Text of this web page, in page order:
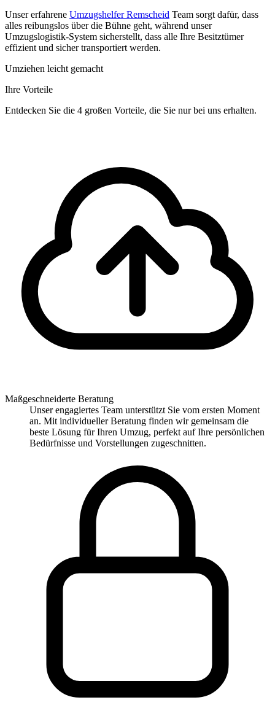
Unser erfahrene Umzugshelfer Remscheid Team sorgt dafür, dass
alles reibungslos über die Bühne geht, während unser
Umzugslogistik-System sicherstellt, dass alle Ihre Besitztümer
effizient und sicher transportiert werden.
Umziehen leicht gemacht
Ihre Vorteile
Entdecken Sie die 4 großen Vorteile, die Sie nur bei uns erhalten.
Maßgeschneiderte Beratung
Unser engagiertes Team unterstützt Sie vom ersten Moment
an. Mit individueller Beratung finden wir gemeinsam die
beste Lösung für Ihren Umzug, perfekt auf Ihre persönlichen
Bedürfnisse und Vorstellungen zugeschnitten.